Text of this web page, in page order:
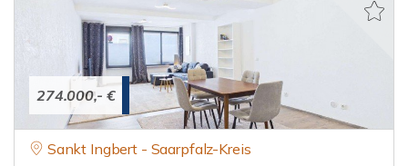
274.000,- €
Sankt Ingbert - Saarpfalz-Kreis